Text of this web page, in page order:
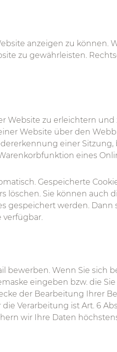
anzeigen zu können.
zu gewährleisten.
Website zu erleichtern und
Website über den
einer Sitzung,
eines
Gespeicherte
löschen. Sie können auch
gespeichert werden.
bewerben. Wenn Sie sich
eingeben bzw. die Sie
der Bearbeitung Ihrer
Verarbeitung ist Art. 6 Abs.
wir Ihre Daten